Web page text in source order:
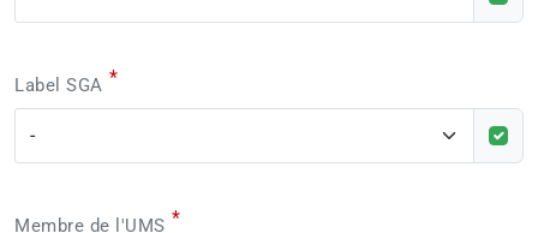
Label SGA *
Membre de l'UMS *